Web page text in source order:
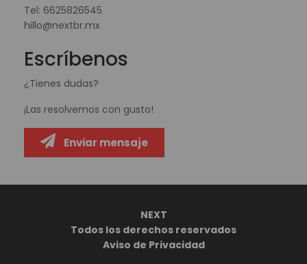
Tel: 6625826545
hillo@nextbr.mx
Escríbenos
¿Tienes dudas?
¡Las resolvemos con gusto!
Enviar mensaje
NEXT
Todos los derechos reservados
Aviso de Privacidad